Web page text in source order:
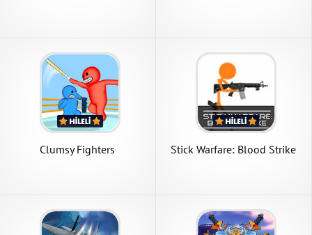
Clumsy Fighters Stick Warfare: Blood Strike